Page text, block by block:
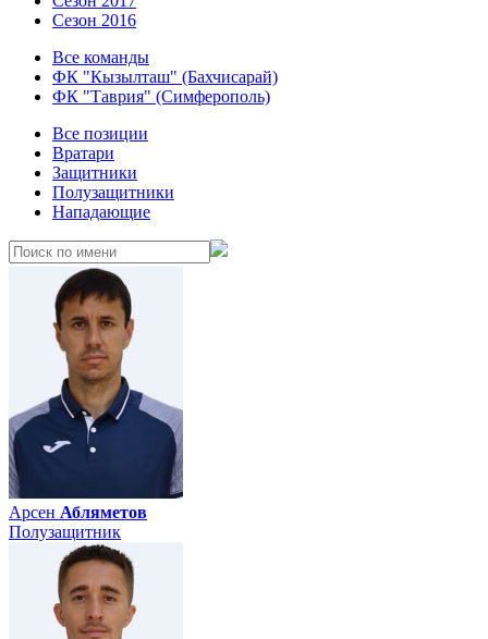
Сезон 2016
Все команды
ФК "Кызылташ" (Бахчисарай)
ФК "Таврия" (Симферополь)
Все позиции
Вратари
Защитники
Полузащитники
Нападающие
Арсен Абляметов
Полузащитник